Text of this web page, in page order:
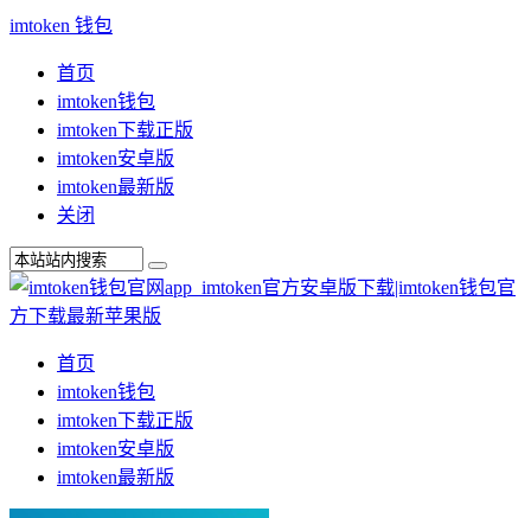
imtoken 钱包
首页
imtoken钱包
imtoken下载正版
imtoken安卓版
imtoken最新版
关闭
首页
imtoken钱包
imtoken下载正版
imtoken安卓版
imtoken最新版